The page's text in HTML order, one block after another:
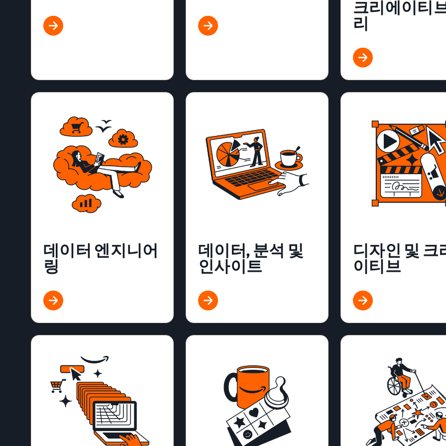
크리에이티
리
데이터 엔지니어
링
데이터, 분석 및
인사이트
디자인 및 크
이티브